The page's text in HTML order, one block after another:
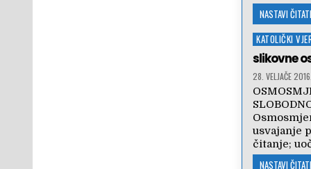
NASTAVI
Posted
in
KATOLIČKI
slikovne
28. VELJAČE 2016.
usvajanje
čitanje;
NASTAVI